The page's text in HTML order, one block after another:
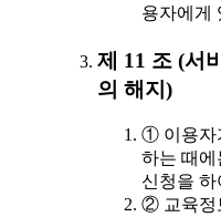
용자에게
제 11 조 (서
의 해지)
① 이용자
하는 때에
신청을
② 교육정